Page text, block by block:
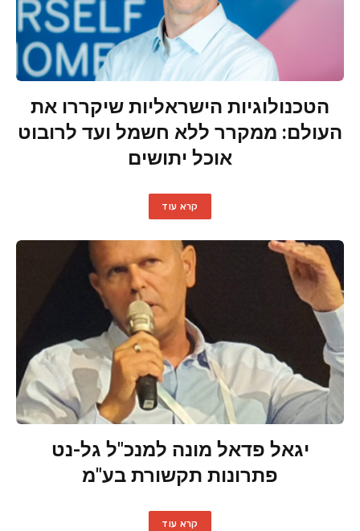
הטכנולוגיות הישראליות שיקררו את
העולם: ממקרר ללא חשמל ועד לרובוט
אוכל יתושים
קרא עוד
יגאל פדאל מונה למנכ"ל גל-נט
פתרונות תקשורת בע"מ
קרא עוד